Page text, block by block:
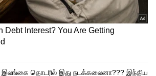
இடி ஏன் விழுகிறது?
மின்சாரப் பாய்ச்சல். அது
பூமியை நோக்கி
உயரமான மரங்கள் அதை